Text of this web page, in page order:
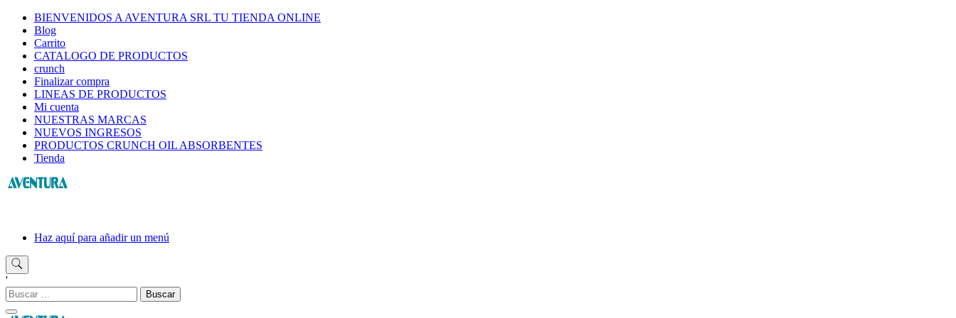
Saltar
contenido
BIENVENIDOS A AVENTURA SRL TU TIENDA ONLINE
Blog
Carrito
CATALOGO DE PRODUCTOS
crunch
Finalizar compra
LINEAS DE PRODUCTOS
Mi cuenta
NUESTRAS MARCAS
NUEVOS INGRESOS
PRODUCTOS CRUNCH OIL ABSORBENTES
Tienda
Haz aquí para añadir un menú
'
Buscar: